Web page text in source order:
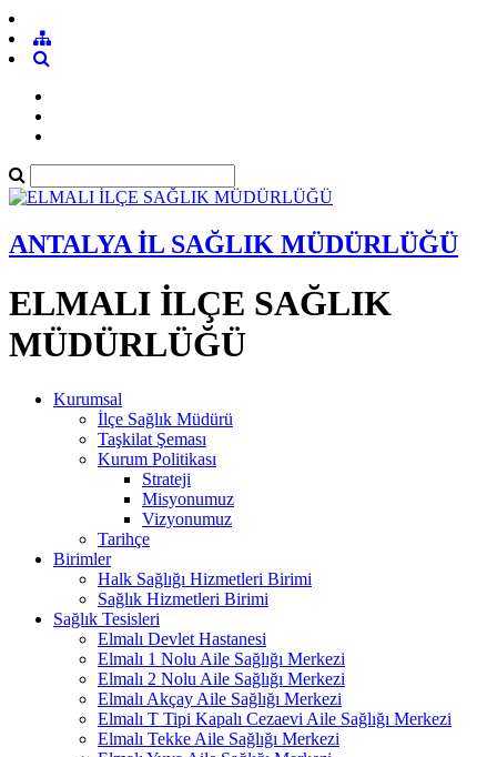
ANTALYA İL SAĞLIK MÜDÜRLÜĞÜ
ELMALI İLÇE SAĞLIK
MÜDÜRLÜĞÜ
Kurumsal
İlçe Sağlık Müdürü
Taşkilat Şeması
Kurum Politikası
Strateji
Misyonumuz
Vizyonumuz
Tarihçe
Birimler
Halk Sağlığı Hizmetleri Birimi
Sağlık Hizmetleri Birimi
Sağlık Tesisleri
Elmalı Devlet Hastanesi
Elmalı 1 Nolu Aile Sağlığı Merkezi
Elmalı 2 Nolu Aile Sağlığı Merkezi
Elmalı Akçay Aile Sağlığı Merkezi
Elmalı T Tipi Kapalı Cezaevi Aile Sağlığı Merkezi
Elmalı Tekke Aile Sağlığı Merkezi